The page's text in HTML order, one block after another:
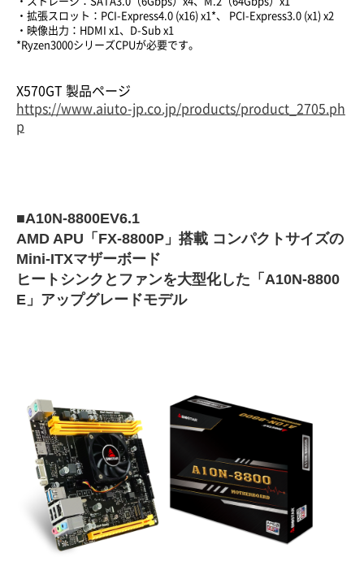
・拡張スロット：PCI-Express4.0 (x16) x1*、 PCI-Express3.0 (x1) x2
・映像出力：HDMI x1、D-Sub x1
*Ryzen3000シリーズCPUが必要です。
X570GT 製品ページ
https://www.aiuto-jp.co.jp/products/product_2705.ph
p
■A10N-8800EV6.1
AMD APU「FX-8800P」搭載 コンパクトサイズの
Mini-ITXマザーボード
ヒートシンクとファンを大型化した「A10N-8800
E」アップグレードモデル